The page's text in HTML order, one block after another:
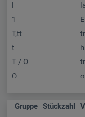
1
T,tt
t
T / O
O
Gruppe Stückzahl